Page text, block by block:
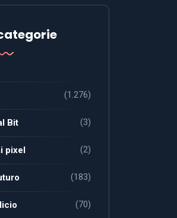
(1.276)
Bit (3)
pixel (2)
(183)
(70)